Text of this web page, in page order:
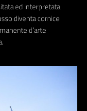
ed interpretata
diventa cornice
d’arte